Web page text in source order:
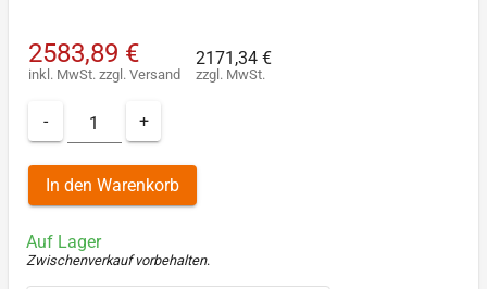
2583,89 €
inkl. MwSt. zzgl. Versand
2171,34 €
zzgl. MwSt.
- +
In den Warenkorb
Auf Lager
Zwischenverkauf vorbehalten.